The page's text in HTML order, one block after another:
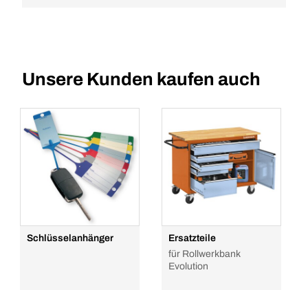
Unsere Kunden kaufen auch
Schlüsselanhänger
Ersatzteile
für Rollwerkbank
Evolution